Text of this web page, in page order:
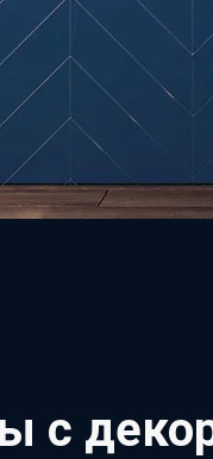
с